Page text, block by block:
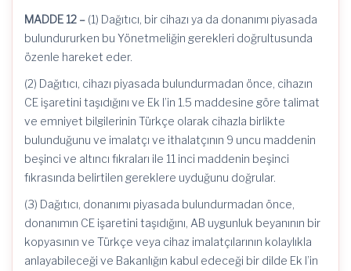
MADDE 12 – (1) Dağıtıcı, bir cihazı ya da donanımı piyasada
bulundururken bu Yönetmeliğin gerekleri doğrultusunda
özenle hareket eder.
(2) Dağıtıcı, cihazı piyasada bulundurmadan önce, cihazın
CE işaretini taşıdığını ve Ek I’in 1.5 maddesine göre talimat
ve emniyet bilgilerinin Türkçe olarak cihazla birlikte
bulunduğunu ve imalatçı ve ithalatçının 9 uncu maddenin
beşinci ve altıncı fıkraları ile 11 inci maddenin beşinci
fıkrasında belirtilen gereklere uyduğunu doğrular.
(3) Dağıtıcı, donanımı piyasada bulundurmadan önce,
donanımın CE işaretini taşıdığını, AB uygunluk beyanının bir
kopyasının ve Türkçe veya cihaz imalatçılarının kolaylıkla
anlayabileceği ve Bakanlığın kabul edeceği bir dilde Ek I’in